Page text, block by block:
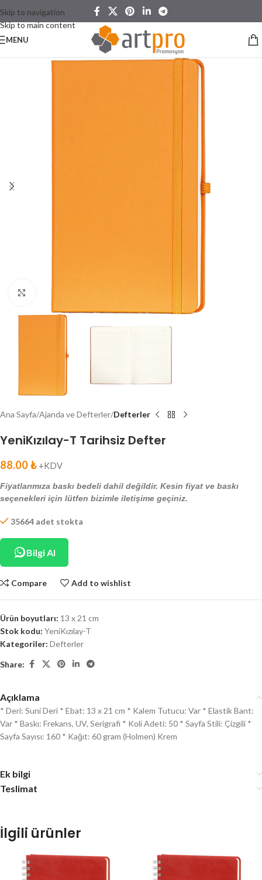
Skip to navigation
Skip to main content
MENU
Ana Sayfa Ajanda ve Defterler Defterler
YeniKızılay-T Tarihsiz Defter
88.00₺ +KDV
Fiyatlarımıza baskı bedeli dahil değildir. Kesin fiyat ve baskı
seçenekleri için lütfen bizimle iletişime geçiniz.
35664 adet stokta
Bilgi Al
Compare Add to wishlist
Ürün boyutları: 13 x 21 cm
Stok kodu: YeniKızılay-T
Kategoriler: Defterler
Share:
Açıklama
* Deri: Suni Deri * Ebat: 13 x 21 cm * Kalem Tutucu: Var * Elastik Bant:
Var * Baskı: Frekans, UV, Serigrafi * Koli Adeti: 50 * Sayfa Stili: Çizgili *
Sayfa Sayısı: 160 * Kağıt: 60 gram (Holmen) Krem
Ek bilgi
Teslimat
İlgili ürünler